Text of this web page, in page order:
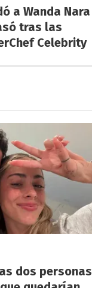
a Wanda Nara
tras las
Celebrity
dos personas